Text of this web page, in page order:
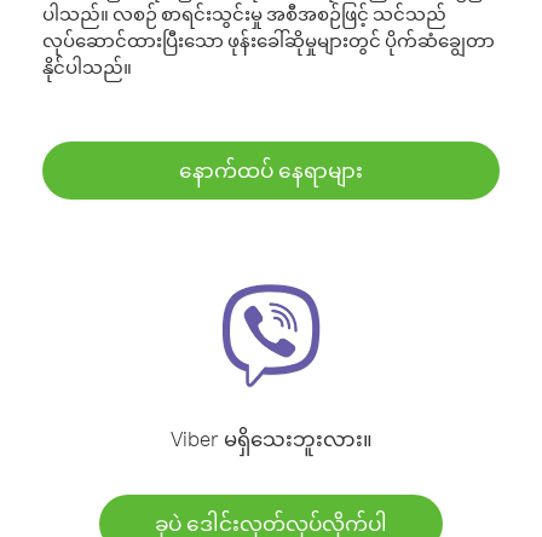
ပါသည်။ လစဉ် စာရင်းသွင်းမှု အစီအစဉ်ဖြင့် သင်သည်
လုပ်ဆောင်ထားပြီးသော ဖုန်းခေါ်ဆိုမှုများတွင် ပိုက်ဆံချွေတာ
နိုင်ပါသည်။
နောက်ထပ် နေရာများ
Viber မရှိသေးဘူးလား။
ခုပဲ ဒေါင်းလုတ်လုပ်လိုက်ပါ